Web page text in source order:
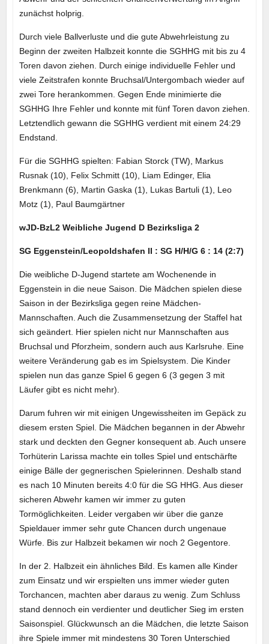
zunächst holprig.
Durch viele Ballverluste und die gute Abwehrleistung zu
Beginn der zweiten Halbzeit konnte die SGHHG mit bis zu 4
Toren davon ziehen. Durch einige individuelle Fehler und
viele Zeitstrafen konnte Bruchsal/Untergombach wieder auf
zwei Tore herankommen. Gegen Ende minimierte die
SGHHG Ihre Fehler und konnte mit fünf Toren davon ziehen.
Letztendlich gewann die SGHHG verdient mit einem 24:29
Endstand.
Für die SGHHG spielten: Fabian Storck (TW), Markus
Rusnak (10), Felix Schmitt (10), Liam Edinger, Elia
Brenkmann (6), Martin Gaska (1), Lukas Bartuli (1), Leo
Motz (1), Paul Baumgärtner
wJD-BzL2 Weibliche Jugend D Bezirksliga 2
SG Eggenstein/Leopoldshafen II : SG H/H/G 6 : 14 (2:7)
Die weibliche D-Jugend startete am Wochenende in
Eggenstein in die neue Saison. Die Mädchen spielen diese
Saison in der Bezirksliga gegen reine Mädchen-
Mannschaften. Auch die Zusammensetzung der Staffel hat
sich geändert. Hier spielen nicht nur Mannschaften aus
Bruchsal und Pforzheim, sondern auch aus Karlsruhe. Eine
weitere Veränderung gab es im Spielsystem. Die Kinder
spielen nun das ganze Spiel 6 gegen 6 (3 gegen 3 mit
Läufer gibt es nicht mehr).
Darum fuhren wir mit einigen Ungewissheiten im Gepäck zu
diesem ersten Spiel. Die Mädchen begannen in der Abwehr
stark und deckten den Gegner konsequent ab. Auch unsere
Torhüterin Larissa machte ein tolles Spiel und entschärfte
einige Bälle der gegnerischen Spielerinnen. Deshalb stand
es nach 10 Minuten bereits 4:0 für die SG HHG. Aus dieser
sicheren Abwehr kamen wir immer zu guten
Tormöglichkeiten. Leider vergaben wir über die ganze
Spieldauer immer sehr gute Chancen durch ungenaue
Würfe. Bis zur Halbzeit bekamen wir noch 2 Gegentore.
In der 2. Halbzeit ein ähnliches Bild. Es kamen alle Kinder
zum Einsatz und wir erspielten uns immer wieder guten
Torchancen, machten aber daraus zu wenig. Zum Schluss
stand dennoch ein verdienter und deutlicher Sieg im ersten
Saisonspiel. Glückwunsch an die Mädchen, die letzte Saison
ihre Spiele immer mit mindestens 30 Toren Unterschied